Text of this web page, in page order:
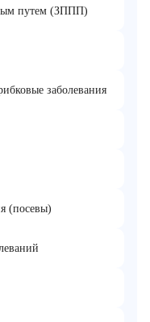
путем (ЗППП)
заболевания
(посевы)